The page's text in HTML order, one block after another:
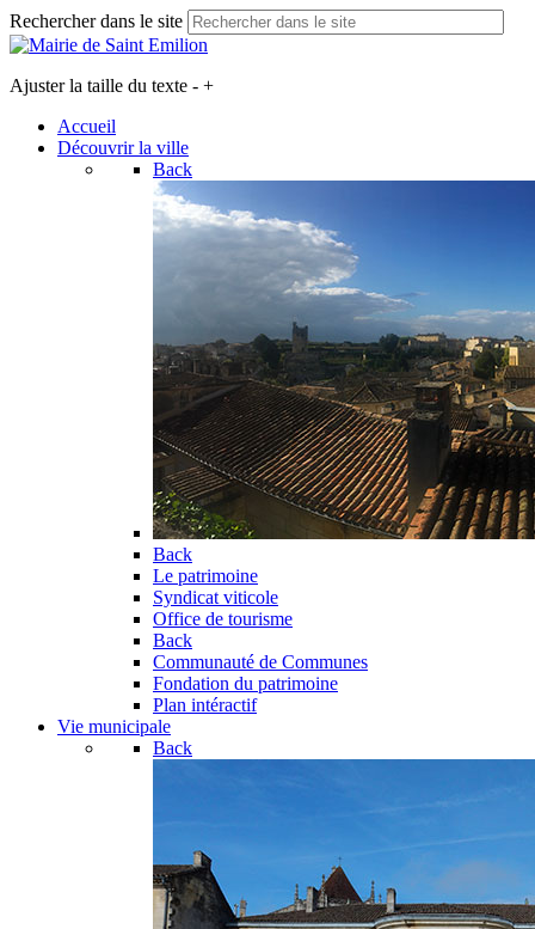
Rechercher dans le site
Ajuster la taille du texte - +
Accueil
Découvrir la ville
Back
Back
Le patrimoine
Syndicat viticole
Office de tourisme
Back
Communauté de Communes
Fondation du patrimoine
Plan intéractif
Vie municipale
Back